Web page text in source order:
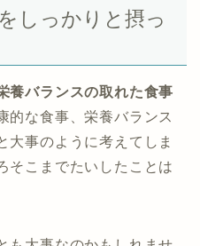
しっかりと摂っ
養バランスの取れた食事
的な食事、栄養バランス
大事のように考えてしま
そこまでたいしたことは